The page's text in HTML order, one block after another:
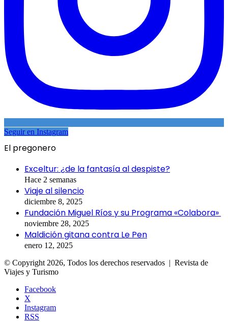
Seguir en Instagram
El pregonero
Exceltur: ¿de la fantasía al despiste?
Hace 2 semanas
Viaje al silencio
diciembre 8, 2025
Fundación Miguel Ríos y su Programa «Colabora»
noviembre 28, 2025
Maldición gitana contra Le Pen
enero 12, 2025
© Copyright 2026, Todos los derechos reservados | Revista de
Viajes y Turismo
Facebook
X
Instagram
RSS